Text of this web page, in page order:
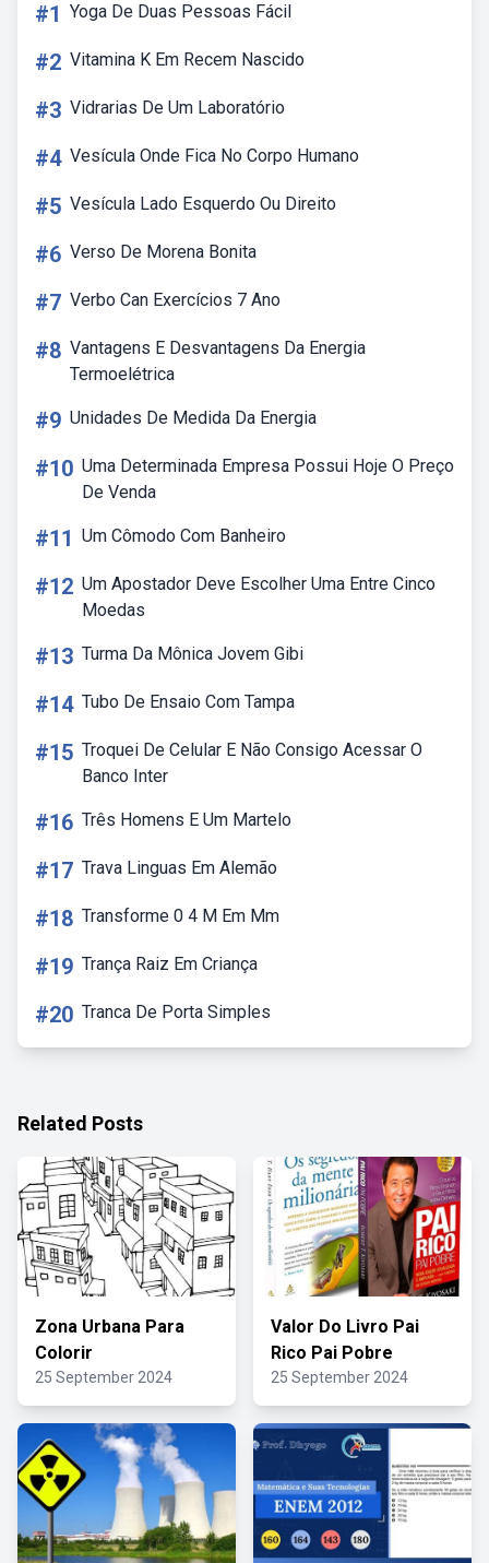
#1 Yoga De Duas Pessoas Fácil
#2 Vitamina K Em Recem Nascido
#3 Vidrarias De Um Laboratório
#4 Vesícula Onde Fica No Corpo Humano
#5 Vesícula Lado Esquerdo Ou Direito
#6 Verso De Morena Bonita
#7 Verbo Can Exercícios 7 Ano
#8 Vantagens E Desvantagens Da Energia
Termoelétrica
#9 Unidades De Medida Da Energia
#10 Uma Determinada Empresa Possui Hoje O Preço
De Venda
#11 Um Cômodo Com Banheiro
#12 Um Apostador Deve Escolher Uma Entre Cinco
Moedas
#13 Turma Da Mônica Jovem Gibi
#14 Tubo De Ensaio Com Tampa
#15 Troquei De Celular E Não Consigo Acessar O
Banco Inter
#16 Três Homens E Um Martelo
#17 Trava Linguas Em Alemão
#18 Transforme 0 4 M Em Mm
#19 Trança Raiz Em Criança
#20 Tranca De Porta Simples
Related Posts
Zona Urbana Para
Colorir
25 September 2024
Valor Do Livro Pai
Rico Pai Pobre
25 September 2024